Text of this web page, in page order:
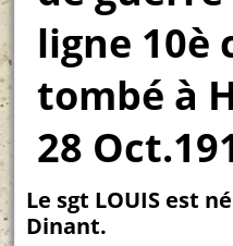
ligne 10è
tombé à
28
Le sgt LOUIS est
Dinant.